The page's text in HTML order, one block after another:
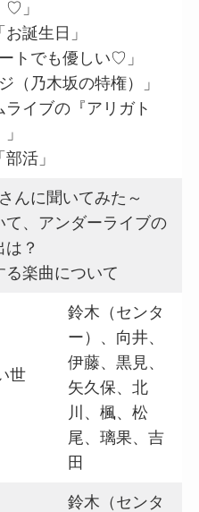
♡」
誕生日」
トでも優しい♡」
（乃木坂の特権）」
イブの『アリガト
活」
に聞いてみた～
て、アンダーライブの
は？
る楽曲について
世
鈴木（センタ
ー）、向井、
伊藤、黒見、
矢久保、北
川、楓、松
尾、璃果、吉
田
鈴木（センタ